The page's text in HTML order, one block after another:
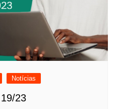
Notícias
23